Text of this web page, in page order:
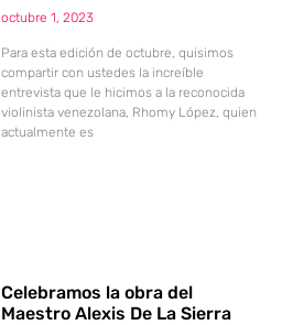
octubre 1, 2023
Para esta edición de octubre, quisimos
compartir con ustedes la increíble
entrevista que le hicimos a la reconocida
violinista venezolana, Rhomy López, quien
actualmente es
Celebramos la obra del
Maestro Alexis De La Sierra